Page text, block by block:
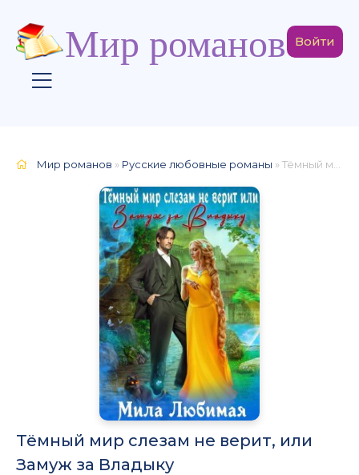
Мир романов Войти
Мир романов » Русские любовные романы » Тёмный мир слезам не верит, или Замуж за Владыку
Тёмный мир слезам не верит, или
Замуж за Владыку